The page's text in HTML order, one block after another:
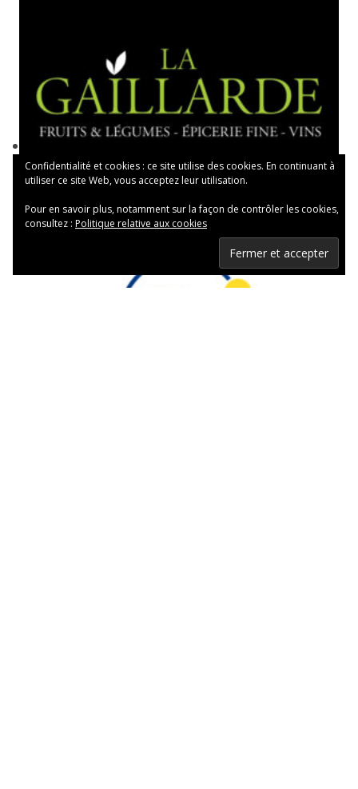
Confidentialité et cookies : ce site utilise des cookies. En continuant à
utiliser ce site Web, vous acceptez leur utilisation.
Pour en savoir plus, notamment sur la façon de contrôler les cookies,
consultez : Politique relative aux cookies